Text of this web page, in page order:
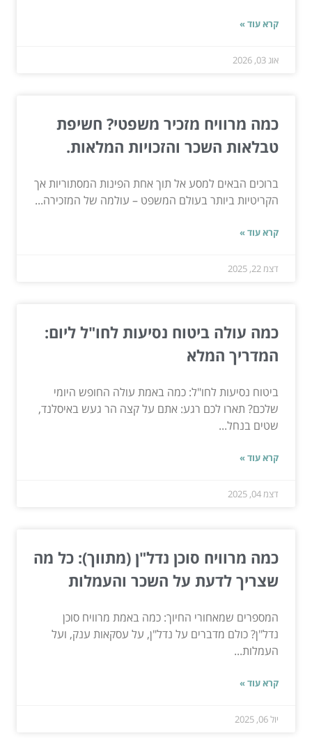
קרא עוד »
אוג 03, 2026
כמה מרוויח מזכיר משפטי? חשיפת
טבלאות השכר והזכויות המלאות.
ברוכים הבאים למסע אל תוך אחת הפינות המסתוריות אך
הקריטיות ביותר בעולם המשפט – עולמה של המזכירה...
קרא עוד »
דצמ 22, 2025
כמה עולה ביטוח נסיעות לחו"ל ליום:
המדריך המלא
ביטוח נסיעות לחו"ל: כמה באמת עולה החופש היומי
שלכם? תארו לכם רגע: אתם על קצה הר געש באיסלנד,
שטים בנחל...
קרא עוד »
דצמ 04, 2025
כמה מרוויח סוכן נדל"ן (מתווך): כל מה
שצריך לדעת על השכר והעמלות
המספרים שמאחורי החיוך: כמה באמת מרוויח סוכן
נדל"ן? כולם מדברים על נדל"ן, על עסקאות ענק, ועל
העמלות...
קרא עוד »
יול 06, 2025